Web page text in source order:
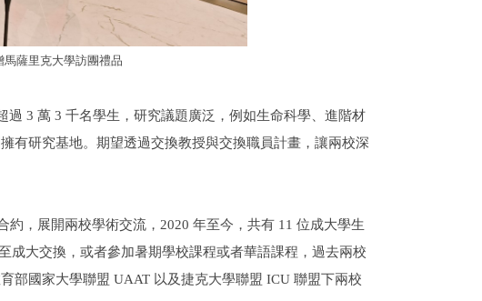
薩里克大學訪團禮品
過 3 萬 3 千名學生，研究議題廣泛，例如生命科學、進階材
有研究基地。期望透過交換教授與交換職員計畫，讓兩校深
約，展開兩校學術交流， 2020 年至今，共有 11 位成大學生
成大交換，或者參加暑期學校課程或者華語課程，過去兩校
部國家大學聯盟 UAAT 以及捷克大學聯盟 ICU 聯盟下兩校